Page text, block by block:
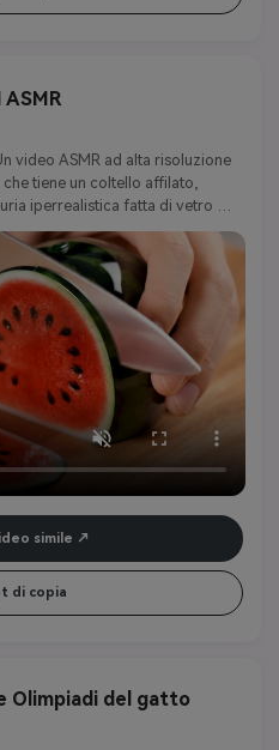
ASMR
video ASMR ad alta risoluzione
tiene un coltello affilato,
iperrealistica fatta di vetro
tagliere di legno lucido, il suo
verde intenso con sottili
attraverso, rivela una carne rossa
con dettagli realistici sotto la
fetta produce suoni nitidi e
ASMR profondamente
cadono con grazia,
di rubino avvolti in smeraldo.
tutto il tavolo mentre
trama cristallina. L'atmosfera è
su immagini pulite e suoni puri e
di sottofondo, solo l'elegante
simile
di copia
Olimpiadi del gatto